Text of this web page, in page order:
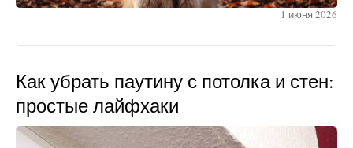
1 июня 2026
Как убрать паутину с потолка и стен:
простые лайфхаки